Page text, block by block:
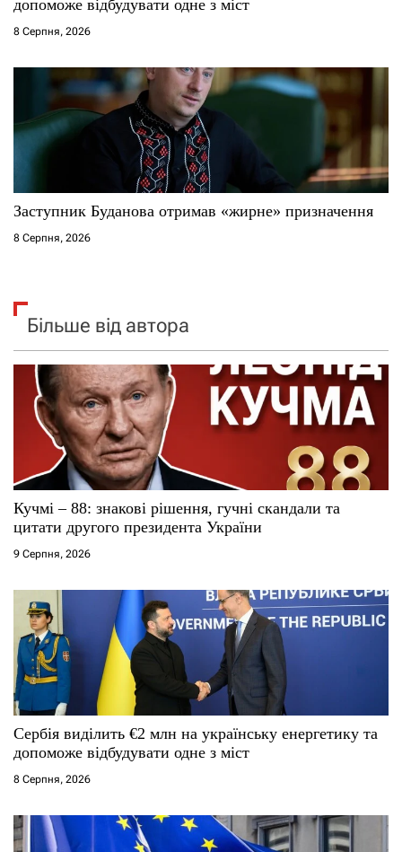
допоможе відбудувати одне з міст
8 Серпня, 2026
Заступник Буданова отримав «жирне» призначення
8 Серпня, 2026
Більше від автора
Кучмі – 88: знакові рішення, гучні скандали та
цитати другого президента України
9 Серпня, 2026
Сербія виділить €2 млн на українську енергетику та
допоможе відбудувати одне з міст
8 Серпня, 2026